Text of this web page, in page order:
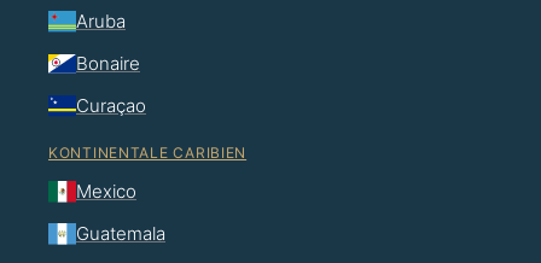
Aruba
Bonaire
Curaçao
KONTINENTALE CARIBIEN
Mexico
Guatemala